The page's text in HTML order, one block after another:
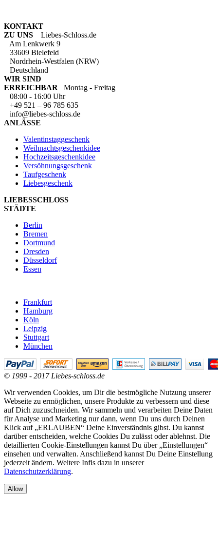
KONTAKT
ZU UNS
Liebes-Schloss.de
Am Lenkwerk 9
33609 Bielefeld
Nordrhein-Westfalen (NRW)
Deutschland
WIR SIND
ERREICHBAR
Montag - Freitag
08:00 - 16:00 Uhr
+49 521 – 96 785 635
info@liebes-schloss.de
ANLÄSSE
Valentinstaggeschenk
Weihnachtsgeschenkidee
Hochzeitsgeschenkidee
Versöhnungsgeschenk
Taufgeschenk
Liebesgeschenk
LIEBESSCHLOSS
STÄDTE
Berlin
Bremen
Dortmund
Dresden
Düsseldorf
Essen
Frankfurt
Hamburg
Köln
Leipzig
Stuttgart
München
© 1999 - 2017 Liebes-schloss.de
Wir verwenden Cookies, um Dir die bestmögliche Nutzung unserer
Webseite zu ermöglichen, unsere Produkte zu verbessern und diese
auf Dich zuzuschneiden. Wir sammeln und verarbeiten Deine Daten
für Analyse und Marketing nur dann, wenn Du uns durch Deinen
Klick auf „ERLAUBEN“ Deine Einverständnis gibst. Du kannst
darüber entscheiden, welche Cookies Du zulässt oder ablehnst. Die
detaillierten Cookie-Einstellungen kannst Du über „Einstellungen“
einsehen und verwalten. Anschließend kannst Du Deine Einstellung
jederzeit ändern. Weitere Infis dazu in unserer
Datenschutzerklärung.
Allow